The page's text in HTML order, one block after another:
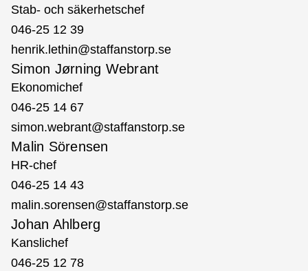
Stab- och säkerhetschef
046-25 12 39
henrik.lethin@staffanstorp.se
Simon Jørning Webrant
Ekonomichef
046-25 14 67
simon.webrant@staffanstorp.se
Malin Sörensen
HR-chef
046-25 14 43
malin.sorensen@staffanstorp.se
Johan Ahlberg
Kanslichef
046-25 12 78